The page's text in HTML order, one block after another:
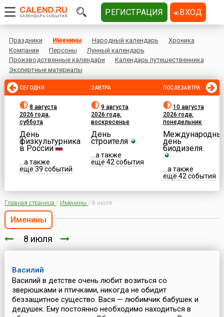
Праздники Именины Народный календарь
Хроника
Компании
Персоны
Лунный календарь
Производственные календари
Календарь путешественника
Экспертные материалы
СЕГОДНЯ
8 августа
2026 года,
суббота
День
физкультурника
в России
...а также
еще 39 событий
ЗАВТРА
9 августа
2026 года,
воскресенье
День
строителя
...а также
еще 42 события
ПОСЛЕЗАВТРА
10 августа
2026 года,
понедельник
день
биодизеля
...а также
еще 42 события
Главная страница / Именины / 8 июля
Именины
8 июля
Василий
Василий в детстве очень любит возиться со
зверюшками и птичками, никогда не обидит
беззащитное существо. Вася — любимчик бабушек и
дедушек. Ему постоянно необходимо находиться в
РЕГИСТРАЦИЯ ВХОД